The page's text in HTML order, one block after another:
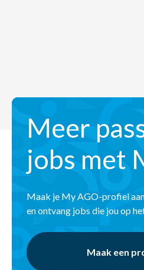
Meer
jobs met
Maak je My AGO-profiel
en ontvang jobs die jou op
Maak een